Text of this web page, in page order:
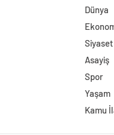
Dünya
Siyaset
Asayiş
Spor
Yaşam
Kamu